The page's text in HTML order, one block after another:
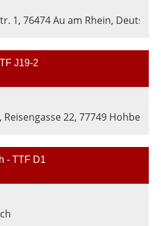
1, 76474 Au am Rhein,
J19-2
22, 77749 Hohberg-
- TTF D1